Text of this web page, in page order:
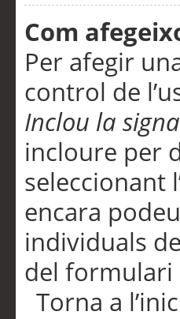
Com
Per afegir
control de
Inclou la
incloure per
seleccionant
encara
individuals
del formulari
Torna a